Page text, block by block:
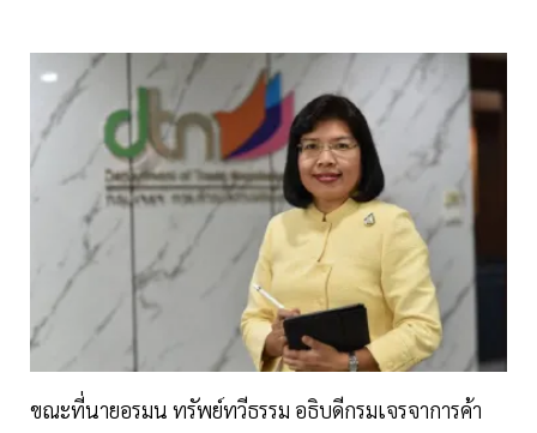
ขณะที่นายอรมน ทรัพย์ทวีธรรม อธิบดีกรมเจรจาการค้า